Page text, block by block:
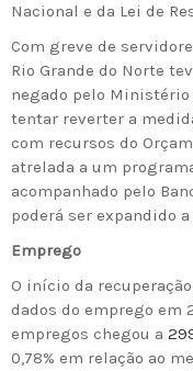
Nacional e da Lei de
Com greve de
Rio Grande do Norte
negado pelo Ministério
tentar reverter a
com recursos do
atrelada a um
acompanhado pelo
poderá ser expandido
Emprego
O início da
dados do emprego em
empregos chegou a
0,78% em relação ao